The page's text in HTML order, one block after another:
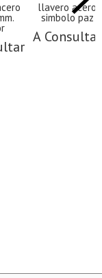
llavero acero
simbolo paz
A Consultar